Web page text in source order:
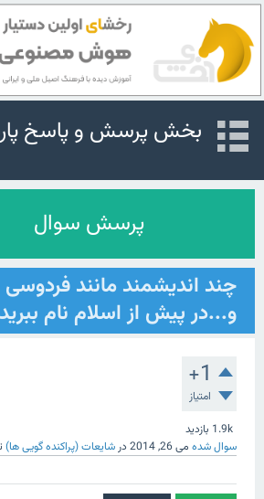
بخش پرسش و پاسخ
پرسش سوال
چند اندیشمند مانند
و...در پیش از اسلام نام
+1
امتیاز
1.9k بازدید
سوال شده می 26, 2014 در شایعات (پراکنده گویی ها)